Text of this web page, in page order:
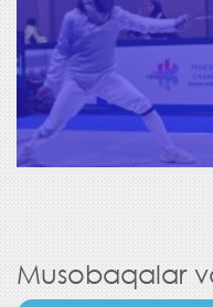
Musobaqalar